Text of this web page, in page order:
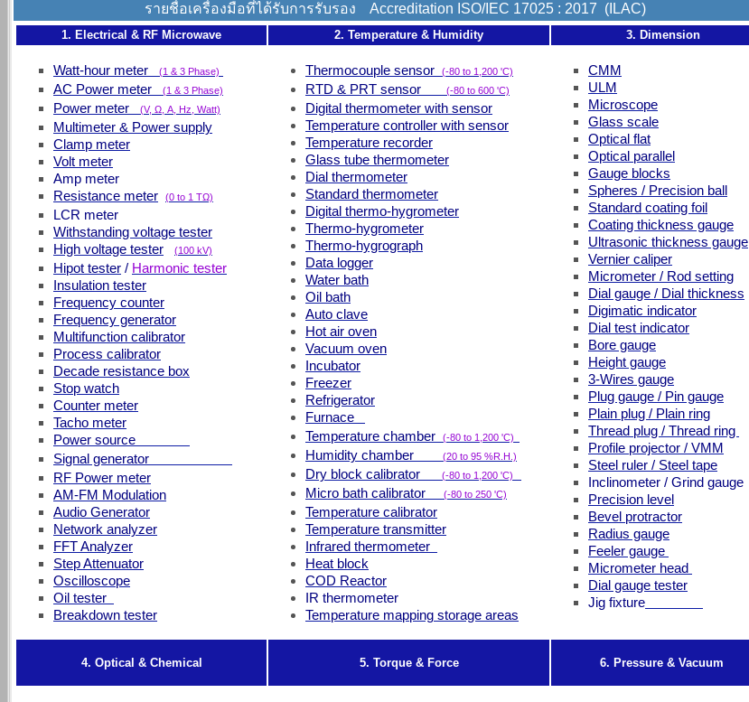
รายชื่อเครื่องมือที่ได้รับการรับรอง Accreditation ISO/IEC 17025 : 2017 (ILAC)
1. Electrical & RF Microwave 2. Temperature & Humidity 3. Dimension
Watt-hour meter (1 & 3 Phase)
AC Power meter (1 & 3 Phase)
Power meter (V, Ω, A, Hz, Watt)
Multimeter & Power supply
Clamp meter
Volt meter
Amp meter
Resistance meter
(0 to 1 TΩ)
LCR meter
Withstanding voltage tester
High voltage tester
(100 kV)
Hipot tester / Harmonic tester
Insulation tester
Frequency counter
Frequency generator
Multifunction calibrator
Process calibrator
Decade resistance box
Stop watch
Counter meter
Tacho meter
Power source
Signal generator
RF Power meter
AM-FM Modulation
Audio Generator
Network analyzer
FFT Analyzer
Step Attenuator
Oscilloscope
Oil tester
Breakdown tester
Thermocouple sensor (-80 to 1,200 'C)
RTD & PRT sensor (-80 to 600 'C)
Digital thermometer with sensor
Temperature controller with sensor
Temperature recorder
Glass tube thermometer
Dial thermometer
Standard thermometer
Digital thermo-hygrometer
Thermo-hygrometer
Thermo-hygrograph
Data logger
Water bath
Oil bath
Auto clave
Hot air oven
Vacuum oven
Incubator
Freezer
Refrigerator
Furnace
Temperature chamber
(-80 to 1,200 'C)
Humidity chamber (20 to 95 %R.H.)
Dry block calibrator (-80 to 1,200 'C)
Micro bath calibrator (-80 to 250 'C)
Temperature calibrator
Temperature transmitter
Infrared thermometer
Heat block
COD Reactor
IR thermometer
Temperature mapping storage areas
CMM
ULM
Microscope
Glass scale
Optical flat
Optical parallel
Gauge blocks
Spheres / Precision ball
Standard coating foil
Coating thickness gauge
Ultrasonic thickness gauge
Vernier caliper
Micrometer / Rod setting
Dial gauge / Dial thickness
Digimatic indicator
Dial test indicator
Bore gauge
Height gauge
3-Wires gauge
Plug gauge / Pin gauge
Plain plug / Plain ring
Thread plug / Thread ring
Profile projector / VMM
Steel ruler / Steel tape
Inclinometer / Grind gauge
Precision level
Bevel protractor
Radius gauge
Feeler gauge
Micrometer head
Dial gauge tester
Jig fixture
4. Optical & Chemical 5. Torque & Force 6. Pressure & Vacuum